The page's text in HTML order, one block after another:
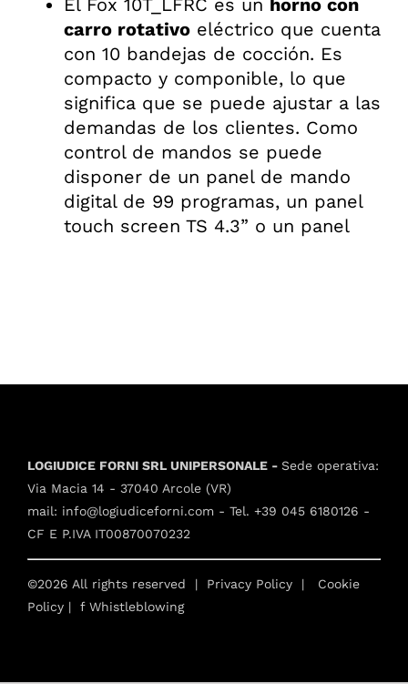
El Fox 10T_LFRC es un horno con
carro rotativoeléctrico que cuenta
con 10 bandejas de cocción. Es
compacto y componible, lo que
significa que se puede ajustar a las
demandas de los clientes. Como
control de mandos se puede
disponer de un panel de mando
digital de 99 programas, un panel
touch screen TS 4.3” o un panel
LOGIUDICE FORNI SRL UNIPERSONALE - Sede operativa:
Via Macia 14 - 37040 Arcole (VR)
mail: info@logiudiceforni.com - Tel. +39 045 6180126 -
CF E P.IVA IT00870070232
©2026 All rights reserved | Privacy Policy | Cookie
Policy | f Whistleblowing